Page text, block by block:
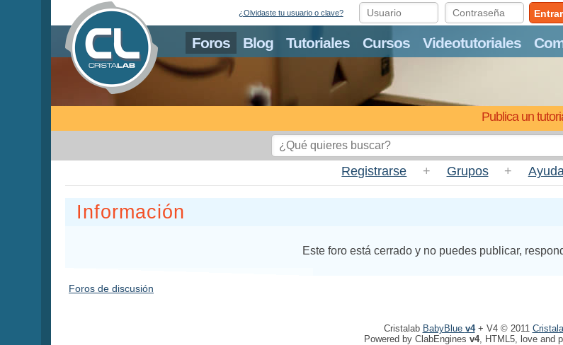
Foros Blog Tutoriales Cursos Videotutoriales
Publica un
¿Olvidaste tu usuario o clave? Entrar
Registrarse + Grupos +
Información
Este foro está cerrado y no puedes publicar,
Foros de discusión
Cristalab BabyBlue v4+ V4 © 2011
Powered by ClabEngines v4, HTML5, love and